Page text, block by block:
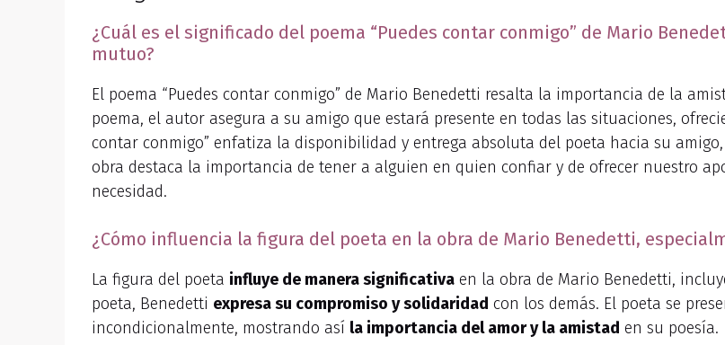
¿Cuál es el significado del poema “Puedes contar conmigo” de Mario
mutuo?
El poema “Puedes contar conmigo” de Mario Benedetti resalta la importancia de la
poema, el autor asegura a su amigo que estará presente en todas las situaciones,
contar conmigo” enfatiza la disponibilidad y entrega absoluta del poeta hacia su
obra destaca la importancia de tener a alguien en quien confiar y de ofrecer nuestro
necesidad.
¿Cómo influencia la figura del poeta en la obra de Mario Benedetti,
La figura del poeta influye de manera significativa en la obra de Mario Benedetti,
poeta, Benedetti expresa su compromiso y solidaridad con los demás. El poeta se
incondicionalmente, mostrando así la importancia del amor y la amistad en su poesía.